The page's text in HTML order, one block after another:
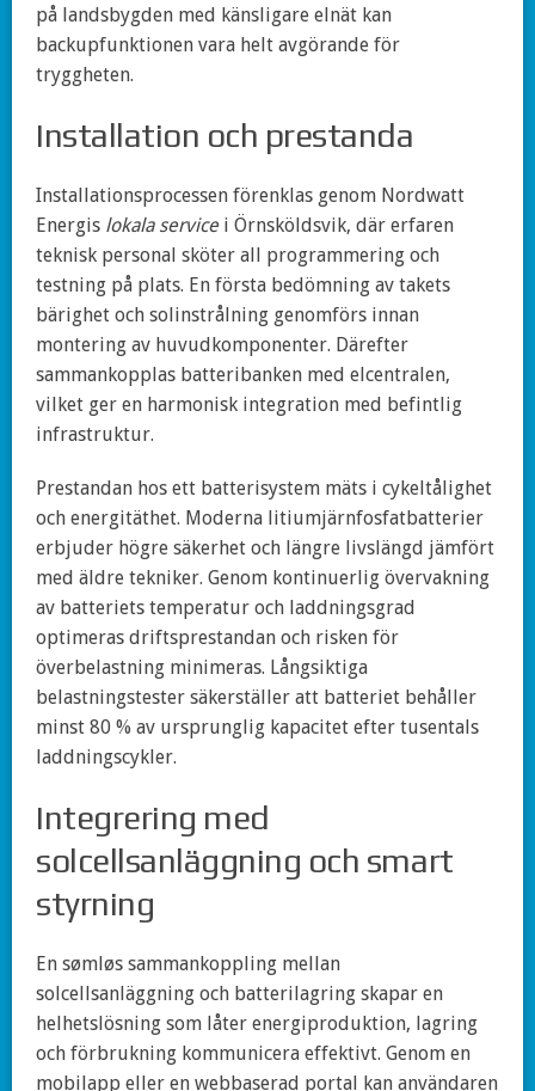
på landsbygden med känsligare elnät kan
backupfunktionen vara helt avgörande för
tryggheten.
Installation och prestanda
Installationsprocessen förenklas genom Nordwatt
Energis lokala service i Örnsköldsvik, där erfaren
teknisk personal sköter all programmering och
testning på plats. En första bedömning av takets
bärighet och solinstrålning genomförs innan
montering av huvudkomponenter. Därefter
sammankopplas batteribanken med elcentralen,
vilket ger en harmonisk integration med befintlig
infrastruktur.
Prestandan hos ett batterisystem mäts i cykeltålighet
och energitäthet. Moderna litiumjärnfosfat­batterier
erbjuder högre säkerhet och längre livslängd jämfört
med äldre tekniker. Genom kontinuerlig övervakning
av batteriets temperatur och laddningsgrad
optimeras driftsprestandan och risken för
överbelastning minimeras. Långsiktiga
belastningstester säkerställer att batteriet behåller
minst 80 % av ursprunglig kapacitet efter tusentals
laddningscykler.
Integrering med
solcellsanläggning och smart
styrning
En sømløs sammankoppling mellan
solcellsanläggning och batterilagring skapar en
helhetslösning som låter energiproduktion, lagring
och förbrukning kommunicera effektivt. Genom en
mobilapp eller en webbaserad portal kan användaren